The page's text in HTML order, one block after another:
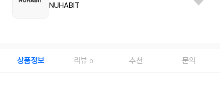
NUHABIT
상품정보 리뷰 0 추천 문의